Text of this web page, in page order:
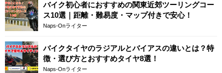
バイク初心者におすすめの関東近郊ツーリングコー
ス10選｜距離・難易度・マップ付きで安心！
Naps-Onライター
バイクタイヤのラジアルとバイアスの違いとは？特
徴・選び方とおすすめタイヤ8選！
Naps-Onライター